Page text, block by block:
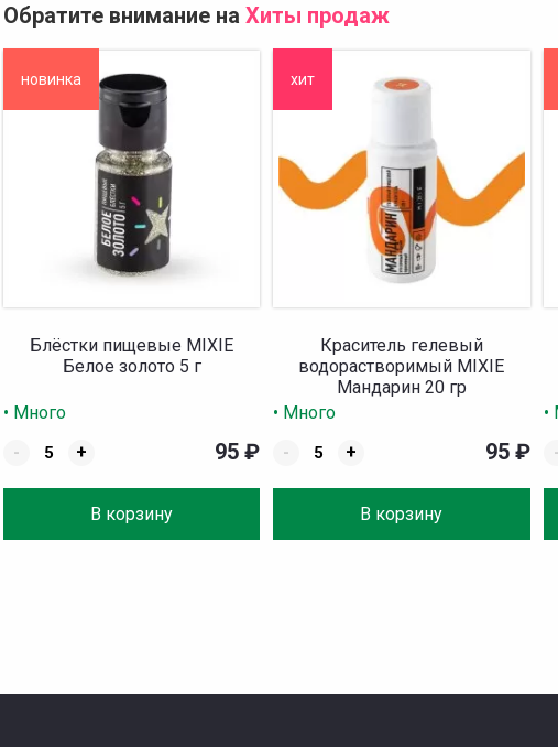
Обратите внимание на Хиты продаж
новинка
Блёстки пищевые MIXIE
Белое золото 5 г
• Много
-
+
В корзину
95₽
хит
Краситель гелевый
водорастворимый MIXIE
Мандарин 20 гр
• Много
-
+
В корзину
95 ₽
•
-